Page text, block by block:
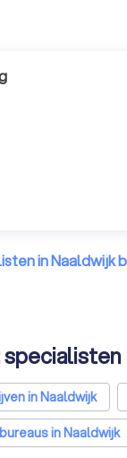
in Naaldwijk
in Naaldwijk
in Naaldwijk